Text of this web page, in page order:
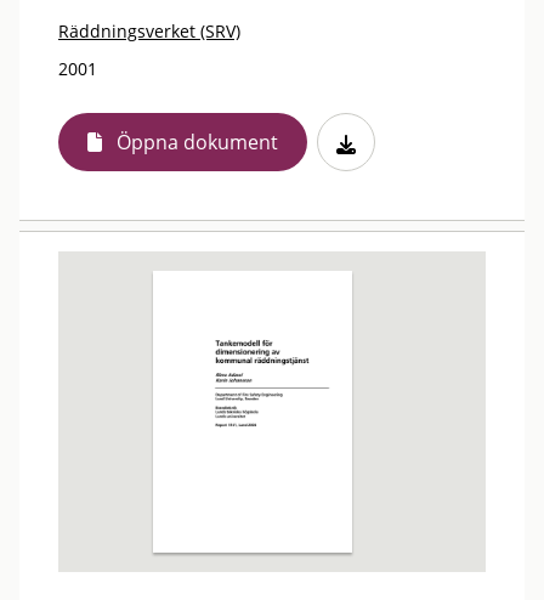
Räddningsverket (SRV)
2001
Öppna dokument